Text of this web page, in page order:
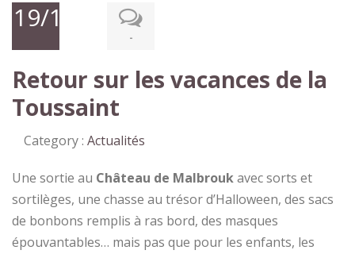
19/11/2021
-
Retour sur les vacances de la
Toussaint
Category : Actualités
Une sortie au Château de Malbroukavec sorts et
sortilèges, une chasse au trésor d’Halloween, des sacs
de bonbons remplis à ras bord, des masques
épouvantables… mais pas que pour les enfants, les